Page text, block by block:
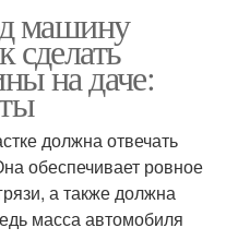
машину
сделать
на даче:
должна отвечать
обеспечивает ровное
а также должна
масса автомобиля